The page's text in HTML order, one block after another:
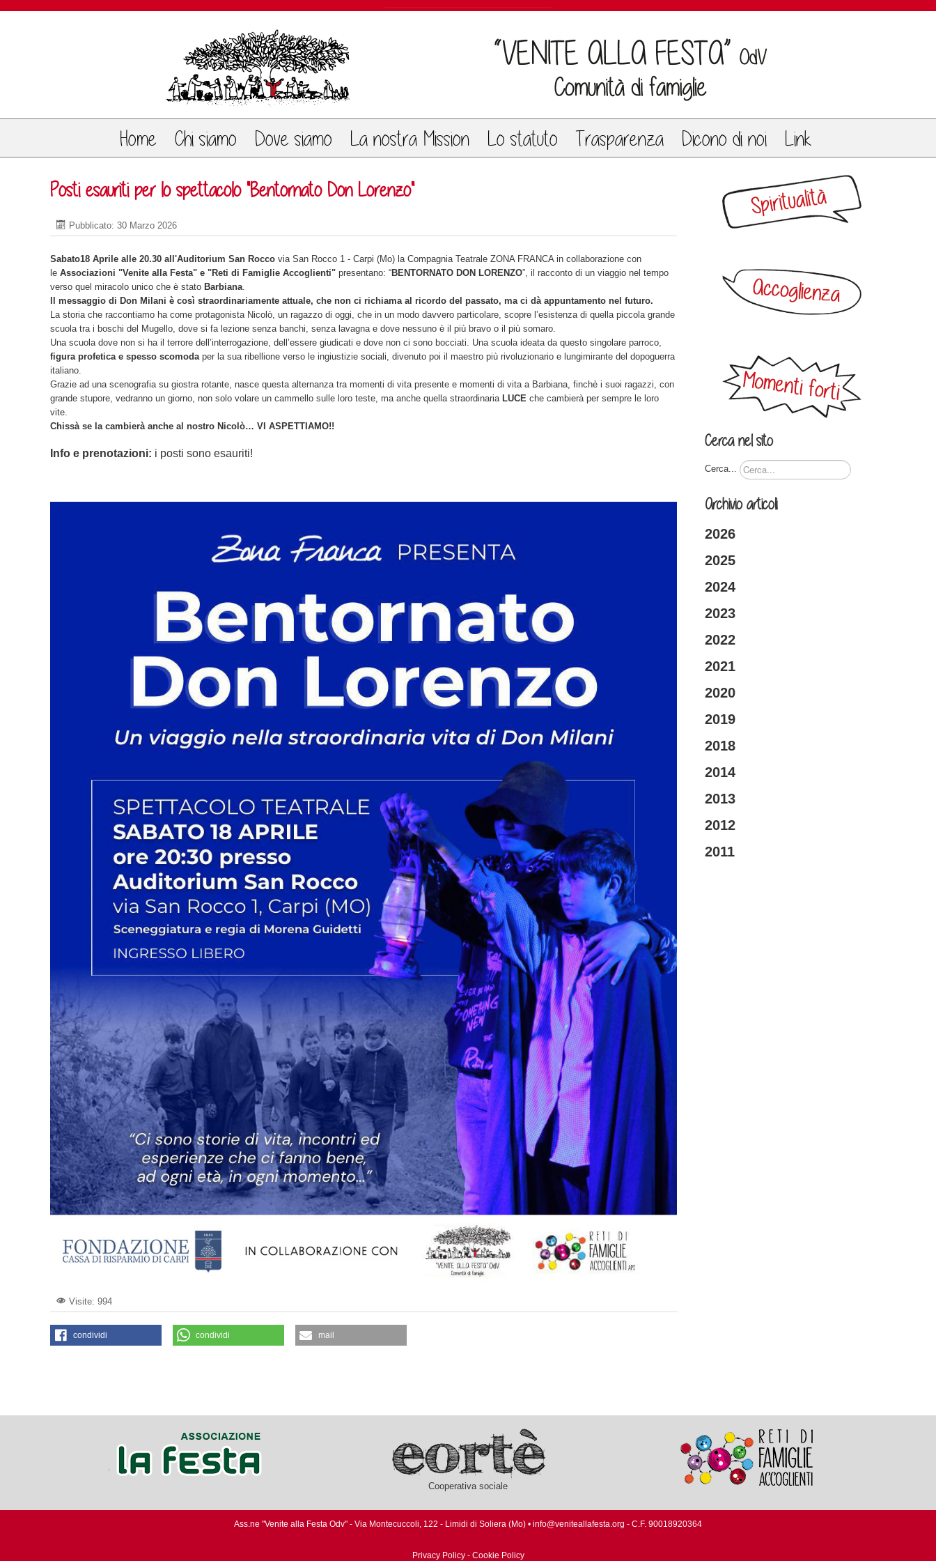
Home Chi siamo Dove siamo La nostra Mission Lo statuto Trasparenza Dicono di noi Link
Posti esauriti per lo spettacolo "Bentornato Don Lorenzo"
Pubblicato: 30 Marzo 2026
Sabato18 Aprile alle 20.30 all'Auditorium San Rocco via San Rocco 1 - Carpi (Mo) la Compagnia Teatrale ZONA FRANCA in collaborazione con
le Associazioni "Venite alla Festa" e "Reti di Famiglie Accoglienti" presentano: “BENTORNATO DON LORENZO”, il racconto di un viaggio nel tempo
verso quel miracolo unico che è stato Barbiana.
Il messaggio di Don Milani è così straordinariamente attuale, che non ci richiama al ricordo del passato, ma ci dà appuntamento nel futuro.
La storia che raccontiamo ha come protagonista Nicolò, un ragazzo di oggi, che in un modo davvero particolare, scopre l’esistenza di quella piccola grande
scuola tra i boschi del Mugello, dove si fa lezione senza banchi, senza lavagna e dove nessuno è il più bravo o il più somaro.
Una scuola dove non si ha il terrore dell’interrogazione, dell’essere giudicati e dove non ci sono bocciati. Una scuola ideata da questo singolare parroco,
figura profetica e spesso scomodaper la sua ribellione verso le ingiustizie sociali, divenuto poi il maestro più rivoluzionario e lungimirante del dopoguerra
italiano.
Grazie ad una scenografia su giostra rotante, nasce questa alternanza tra momenti di vita presente e momenti di vita a Barbiana, finchè i suoi ragazzi, con
grande stupore, vedranno un giorno, non solo volare un cammello sulle loro teste, ma anche quella straordinaria LUCE che cambierà per sempre le loro
vite.
Chissà se la cambierà anche al nostro Nicolò… VI ASPETTIAMO!!
Info e prenotazioni: i posti sono esauriti!
Visite: 994
condividi condividi mail
Cerca nel sito
Cerca...
Archivio articoli
2026
2025
2024
2023
2022
2021
2020
2019
2018
2014
2013
2012
2011
Cooperativa sociale
Ass.ne "Venite alla Festa Odv" - Via Montecuccoli, 122 - Limidi di Soliera (Mo) • info@veniteallafesta.org - C.F. 90018920364
Privacy Policy- Cookie Policy